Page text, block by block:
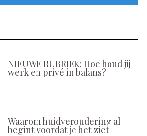
NIEUWE RUBRIEK: Hoe houd jij
werk en privé in balans?
Waarom huidveroudering al
begint voordat je het ziet